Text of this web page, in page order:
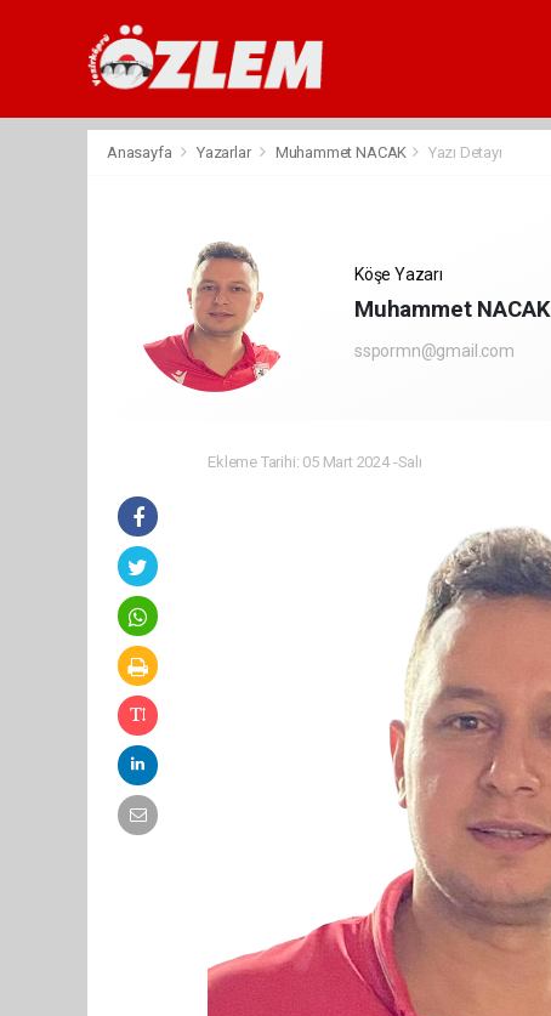
Anasayfa Yazarlar Muhammet NACAK Yazı Detayı
Köşe Yazarı
Muhammet NACAK
sspormn@gmail.com
Ekleme Tarihi: 05 Mart 2024 -Salı